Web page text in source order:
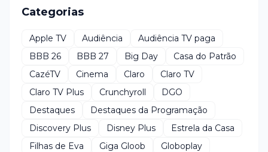
Categorias
Apple TV Audiência
Audiência TV paga
BBB 26
BBB 27 Big Day
Casa do Patrão
CazéTV
Cinema Claro
Claro TV
Claro TV Plus
Crunchyroll
DGO
Destaques
Destaques da Programação
Discovery Plus
Disney Plus
Estrela da Casa
Filhas de Eva
Giga Gloob
Globoplay